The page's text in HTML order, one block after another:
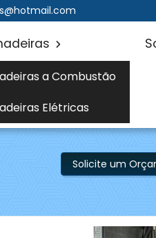
a Combustão
Elétricas
Solicite um